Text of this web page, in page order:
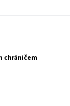
chráničem